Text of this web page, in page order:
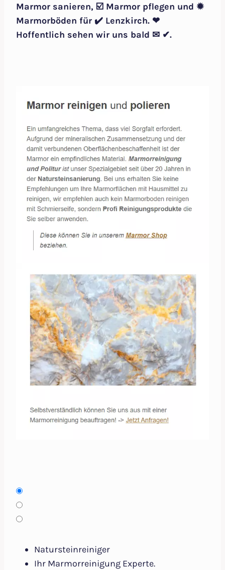
Marmor sanieren, ☑️ Marmor pflegen und ✹
Marmorböden für ✔️ Lenzkirch. ❤
Hoffentlich sehen wir uns bald ✉ ✔.
Natursteinreiniger
Ihr Marmorreinigung Experte.